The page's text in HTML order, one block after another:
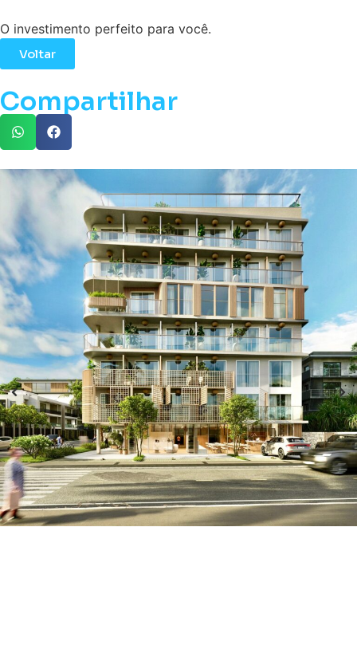
O investimento perfeito para você.
Voltar
Compartilhar